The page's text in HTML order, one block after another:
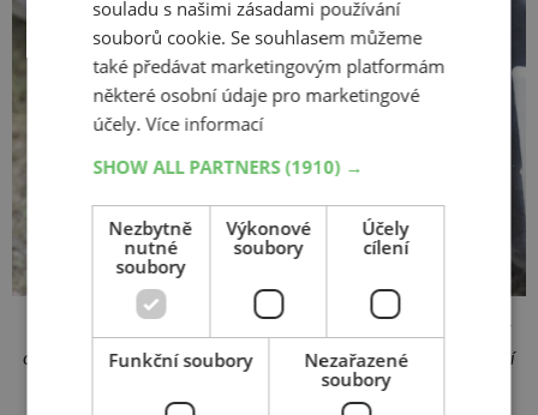
Včasná výměna opotřebovaných pneumatik vám může ušetřit
opakované návštěvy STK. Nevykazujíznámky poškození
a mají
dostatečnou hloubku dezénu? Pak projdou kontrolou bez
souladu s našimi zásadami používání
souborů cookie. Se souhlasem můžeme
také předávat marketingovým platformám
některé osobní údaje pro marketingové
účely.Více informací
SHOW ALL PARTNERS(1910) →
Nezbytně
nutné
soubory
Výkonové
soubory
Účely
cílení
Funkční soubory
Nezařazené
soubory